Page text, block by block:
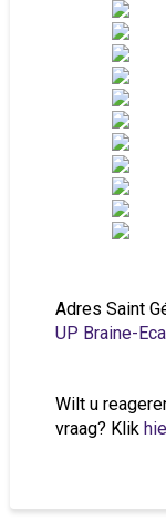
Adres Saint
UP Braine-
Wilt u
vraag? Klik